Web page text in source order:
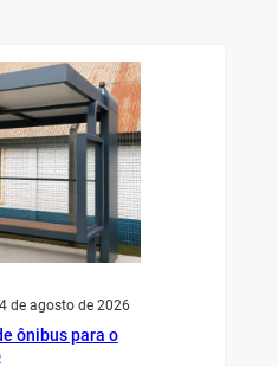
4 de agosto de 2026
ônibus para o